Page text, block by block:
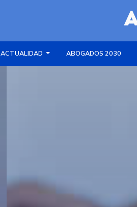
ACTUALIDAD ABOGADOS 2030